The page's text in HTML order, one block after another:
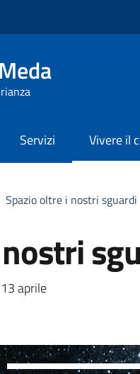
Servizi Vivere il
Spazio oltre i nostri sguardi
aprile